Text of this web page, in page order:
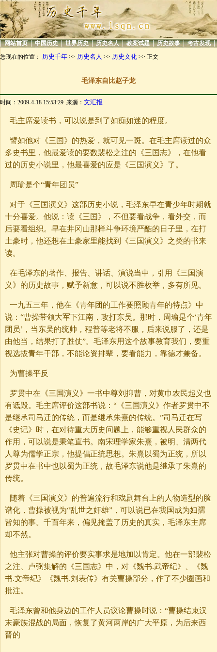
| 网站首页 | 中国历史 | 世界历史 | 历史名人 | 教案试题 | 历史故事 | 考古发现 |
您现在的位置： 历史千年 >> 历史名人 >> 历史文化 >> 正文
毛泽东自比赵子龙
时间：2009-4-18 15:53:29 来源： 文汇报
毛主席爱读书，可以说是到了如痴如迷的程度。
譬如他对《三国》的热爱，就可见一斑。在毛主席读过的众
多史书里，他最爱读的要数裴松之注的《三国志》，在他看
过的历史小说里，他最喜爱的应是《三国演义》了。
周瑜是个“青年团员”
对于《三国演义》这部历史小说，毛泽东早在青少年时期就
十分喜爱。他说：读《三国》，不但要看战争，看外交，而
后要看组织。早在井冈山那样斗争环境严酷的日子里，在打
土豪时，他还想在土豪家里能找到《三国演义》之类的书来
读。
在毛泽东的著作、报告、讲话、演说当中，引用《三国演
义》的历史故事，赋予新意，可以说不胜枚举，多有所见。
一九五三年，他在《青年团的工作要照顾青年的特点》中
说：“曹操带领大军下江南，攻打东吴。那时，周瑜是个‘青年
团员’，当东吴的统帅，程普等老将不服，后来说服了，还是
由他当，结果打了胜仗”。毛泽东用这个故事教育我们，要重
视选拔青年干部，不能论资排辈，要看能力，靠德才兼备。
为曹操平反
罗贯中在《三国演义》一书中尊刘抑曹，对黄巾农民起义也
有诋毁。毛主席评价这部书说：“《三国演义》作者罗贯中不
是继承司马迁的传统，而是继承朱熹的传统。”司马迁在写
《史记》时，在对待重大历史问题上，能够重视人民群众的
作用，可以说是秉笔直书。南宋理学家朱熹，被明、清两代
人尊为儒学正宗，他提倡正统思想。朱熹以蜀为正统，所以
罗贯中在书中也以蜀为正统，故毛泽东说他是继承了朱熹的
传统。
随着《三国演义》的普遍流行和戏剧舞台上的人物造型的脸
谱化，曹操被视为“乱世之奸雄”，可以说已在我国成为妇孺
皆知的事。千百年来，偏见掩盖了历史的真实，毛泽东主席
却不然。
他主张对曹操的评价要实事求是地加以肯定。他在一部裴松
之注、卢弼集解的《三国志》中，对《魏书.武帝纪》、《魏
书.文帝纪》《魏书.刘表传》有关曹操部分，作了不少圈画和
批注。
毛泽东曾和他身边的工作人员议论曹操时说：“曹操结束汉
末豪族混战的局面，恢复了黄河两岸的广大平原，为后来西
晋的